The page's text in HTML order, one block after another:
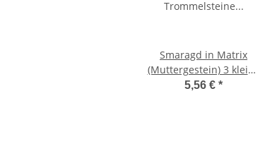
Smaragd in Matrix
(Muttergestein) 3 kleine
Trommelsteine
5,56 € *